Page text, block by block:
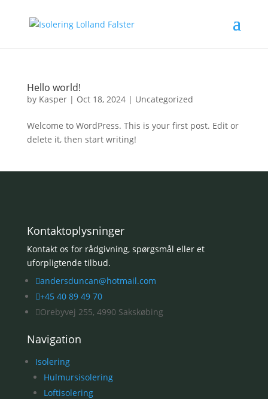
Hello world!
by Kasper| Oct 18, 2024| Uncategorized
Welcome to WordPress. This is your first post. Edit or
delete it, then start writing!
Kontaktoplysninger
Kontakt os for rådgivning, spørgsmål eller et
uforpligtende tilbud.
andersduncan@hotmail.com
+45 40 89 49 70
Orebyvej 255, 4990 Sakskøbing
Navigation
Isolering
Hulmursisolering
Loftisolering